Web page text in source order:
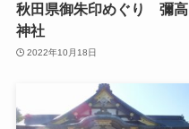
秋田県御朱印めぐり 彌高
神社
2022年10月18日